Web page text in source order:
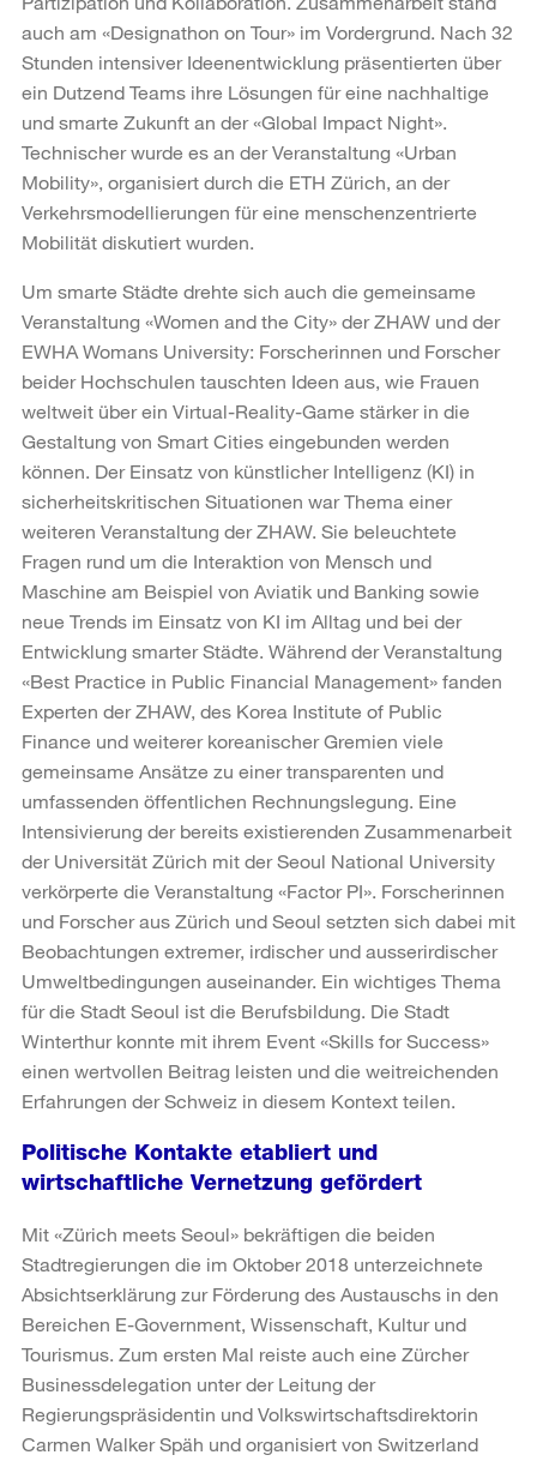
auch am «Designathon on Tour» im Vordergrund. Nach 32
Stunden intensiver Ideenentwicklung präsentierten über
ein Dutzend Teams ihre Lösungen für eine nachhaltige
und smarte Zukunft an der «Global Impact Night».
Technischer wurde es an der Veranstaltung «Urban
Mobility», organisiert durch die ETH Zürich, an der
Verkehrsmodellierungen für eine menschenzentrierte
Mobilität diskutiert wurden.
Um smarte Städte drehte sich auch die gemeinsame
Veranstaltung «Women and the City» der ZHAW und der
EWHA Womans University: Forscherinnen und Forscher
beider Hochschulen tauschten Ideen aus, wie Frauen
weltweit über ein Virtual-Reality-Game stärker in die
Gestaltung von Smart Cities eingebunden werden
können. Der Einsatz von künstlicher Intelligenz (KI) in
sicherheitskritischen Situationen war Thema einer
weiteren Veranstaltung der ZHAW. Sie beleuchtete
Fragen rund um die Interaktion von Mensch und
Maschine am Beispiel von Aviatik und Banking sowie
neue Trends im Einsatz von KI im Alltag und bei der
Entwicklung smarter Städte. Während der Veranstaltung
«Best Practice in Public Financial Management» fanden
Experten der ZHAW, des Korea Institute of Public
Finance und weiterer koreanischer Gremien viele
gemeinsame Ansätze zu einer transparenten und
umfassenden öffentlichen Rechnungslegung. Eine
Intensivierung der bereits existierenden Zusammenarbeit
der Universität Zürich mit der Seoul National University
verkörperte die Veranstaltung «Factor PI». Forscherinnen
und Forscher aus Zürich und Seoul setzten sich dabei mit
Beobachtungen extremer, irdischer und ausserirdischer
Umweltbedingungen auseinander. Ein wichtiges Thema
für die Stadt Seoul ist die Berufsbildung. Die Stadt
Winterthur konnte mit ihrem Event «Skills for Success»
einen wertvollen Beitrag leisten und die weitreichenden
Erfahrungen der Schweiz in diesem Kontext teilen.
Politische Kontakte etabliert und
wirtschaftliche Vernetzung gefördert
Mit «Zürich meets Seoul» bekräftigen die beiden
Stadtregierungen die im Oktober 2018 unterzeichnete
Absichtserklärung zur Förderung des Austauschs in den
Bereichen E-Government, Wissenschaft, Kultur und
Tourismus. Zum ersten Mal reiste auch eine Zürcher
Businessdelegation unter der Leitung der
Regierungspräsidentin und Volkswirtschaftsdirektorin
Carmen Walker Späh und organisiert von Switzerland